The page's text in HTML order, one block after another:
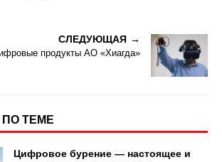
СЛЕДУЮЩАЯ
продукты АО «Хиагда»
ТЕМЕ
Цифровое бурение — настоящее и